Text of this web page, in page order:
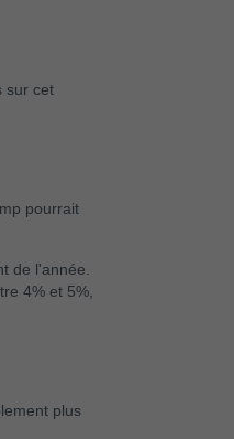
sur cet
pourrait
de l'année.
4% et 5%,
plus